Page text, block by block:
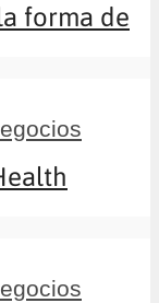
forma de